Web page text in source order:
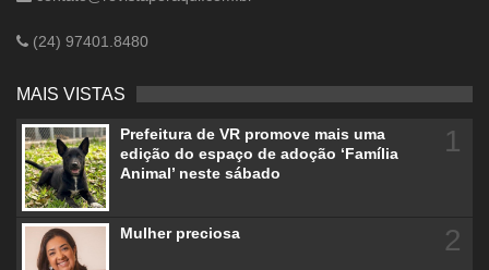
(24) 97401.8480
MAIS VISTAS
Prefeitura de VR promove mais uma
edição do espaço de adoção ‘Família
Animal’ neste sábado
1
Mulher preciosa 2